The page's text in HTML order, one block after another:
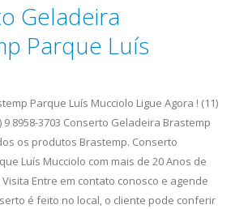
Geladeira
Parque Luís
Parque Luís Mucciolo Ligue Agora ! (11)
9 8958-3703 Conserto Geladeira Brastemp
os produtos Brastemp. Conserto
Luís Mucciolo com mais de 20 Anos de
Entre em contato conosco e agende
é feito no local, o cliente pode conferir